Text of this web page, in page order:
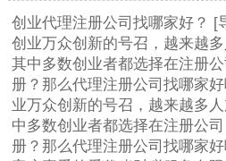
创业代理注册公司找哪家好？ [
创业万众创新的号召，越来越
其中多数创业者都选择在注册
册？那么代理注册公司找哪家
业万众创新的号召，越来越多
中多数创业者都选择在注册公
册？那么代理注册公司找哪家